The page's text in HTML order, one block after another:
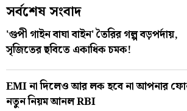
সর্বশেষ সংবাদ
'গুপী গাইন বাঘা বাইন' তৈরির গল্প বড়পর্দায়,
সৃজিতের ছবিতে একাধিক চমক!
EMI না দিলেও আর লক হবে না আপনার
নতুন নিয়ম আনল RBI